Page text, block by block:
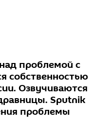
проблемой с
собственностью
Озвучиваются
Sputnik
проблемы